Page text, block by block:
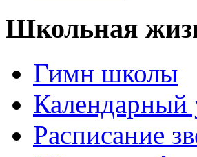
Школьная
Гимн школы
Календарный
Расписание